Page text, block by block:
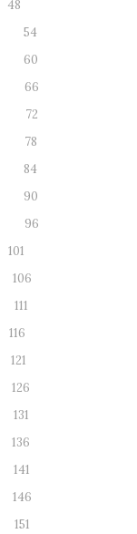
48
54
60
66
72
78
84
90
96
101
106
111
116
121
126
131
136
141
146
151